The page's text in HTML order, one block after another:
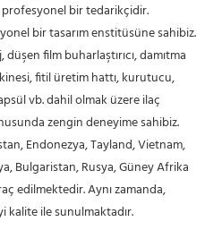
bir tedarikçidir.
bir tasarım enstitüsüne sahibiz.
film buharlaştırıcı, damıtma
fitil üretim hattı, kurutucu,
vb. dahil olmak üzere ilaç
zengin deneyime sahibiz.
Endonezya, Tayland, Vietnam,
Bulgaristan, Rusya, Güney Afrika
edilmektedir. Aynı zamanda,
kalite ile sunulmaktadır.